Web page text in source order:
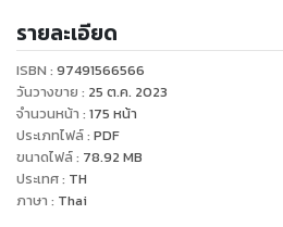
รายละเอียด
ISBN : 97491566566
วันวางขาย : 25 ต.ค. 2023
จำนวนหน้า : 175 หน้า
ประเภทไฟล์: PDF
ขนาดไฟล์: 78.92 MB
ประเทศ: TH
ภาษา : Thai